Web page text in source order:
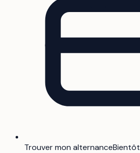
Trouver mon alternanceBientôt